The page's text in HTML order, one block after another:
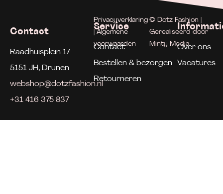
Contact
Raadhuisplein 17
5151 JH, Drunen
webshop@dotzfashion.nl
+31 416 375 837
Service
Contact
Bestellen & bezorgen
Retourneren
Over ons
Vacatures
Privacyverklaring
| Algemene
voorwaarden
© Dotz Fashion |
Gerealiseerd door
Minty Media